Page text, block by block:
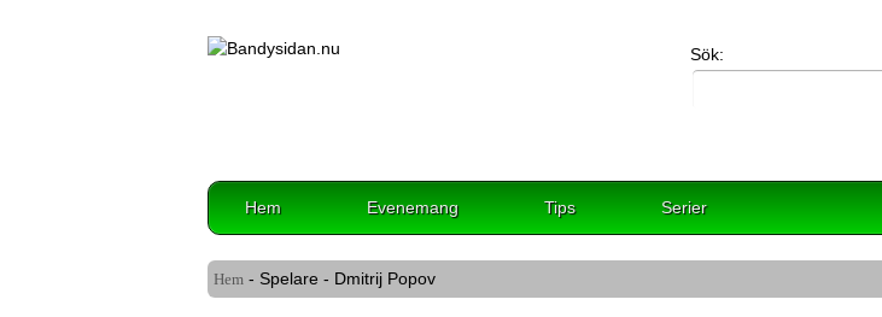
Sök:
Hem Evenemang Tips Serier
Hem - Spelare - Dmitrij Popov